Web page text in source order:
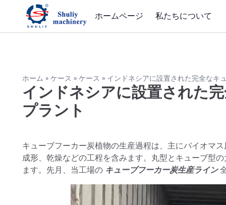
ホームページ 私たちについて
ホーム » ケース » ケース » インドネシアに設置された完全なキ
インドネシアに設置された
プラント
キューブフーカー炭植物の生産過程は、主にバイオマ
成形、乾燥などの工程を含みます。丸型とキューブ型
ます。先月、当工場の キューブフーカー炭生産ライン